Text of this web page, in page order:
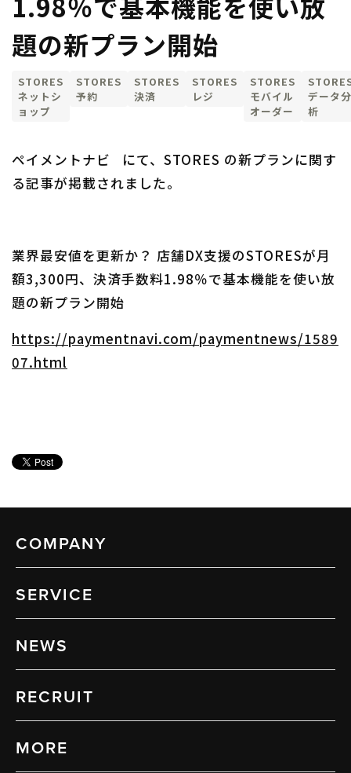
題の新プラン開始
STORES
ネットシ
ョップ
STORES
予約
STORES
決済
STORES
レジ
STORES
モバイル
オーダー
データ分
析
ペイメントナビ にて、STORES の新プランに関す
る記事が掲載されました。
業界最安値を更新か？ 店舗DX支援のSTORESが月
額3,300円、決済手数料1.98％で基本機能を使い放
題の新プラン開始
https://paymentnavi.com/paymentnews/1589
07.html
COMPANY
SERVICE
NEWS
RECRUIT
MORE